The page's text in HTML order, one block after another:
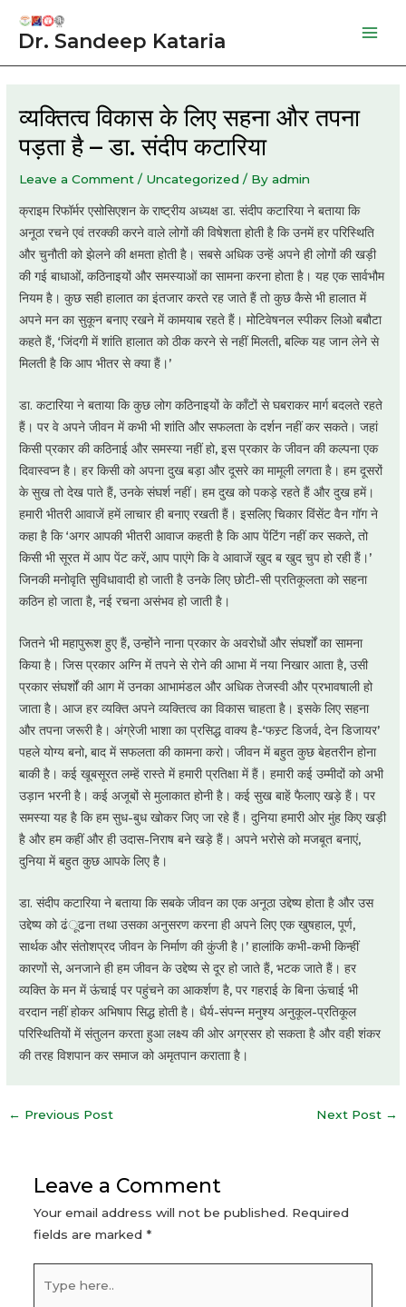
Dr. Sandeep Kataria
व्यक्तित्व विकास के लिए सहना और तपना
पड़ता है – डा. संदीप कटारिया
Leave a Comment / Uncategorized / Byadmin
क्राइम रिफॉर्मर एसोसिएशन के राष्ट्रीय अध्यक्ष डा. संदीप कटारिया ने बताया कि
अनूठा रचने एवं तरक्की करने वाले लोगों की विषेशता होती है कि उनमें हर परिस्थिति
और चुनौती को झेलने की क्षमता होती है। सबसे अधिक उन्हें अपने ही लोगों की खड़ी
की गई बाधाओं, कठिनाइयों और समस्याओं का सामना करना होता है। यह एक सार्वभौम
नियम है। कुछ सही हालात का इंतजार करते रह जाते हैं तो कुछ कैसे भी हालात में
अपने मन का सुकून बनाए रखने में कामयाब रहते हैं। मोटिवेषनल स्पीकर लिओ बबौटा
कहते हैं, ‘जिंदगी में शांति हालात को ठीक करने से नहीं मिलती, बल्कि यह जान लेने से
मिलती है कि आप भीतर से क्या हैं।’
डा. कटारिया ने बताया कि कुछ लोग कठिनाइयों के काँटों से घबराकर मार्ग बदलते रहते
हैं। पर वे अपने जीवन में कभी भी शांति और सफलता के दर्शन नहीं कर सकते। जहां
किसी प्रकार की कठिनाई और समस्या नहीं हो, इस प्रकार के जीवन की कल्पना एक
दिवास्वप्न है। हर किसी को अपना दुख बड़ा और दूसरे का मामूली लगता है। हम दूसरों
के सुख तो देख पाते हैं, उनके संघर्श नहीं। हम दुख को पकड़े रहते हैं और दुख हमें।
हमारी भीतरी आवाजें हमें लाचार ही बनाए रखती हैं। इसलिए चिकार विंसेंट वैन गॉग ने
कहा है कि ‘अगर आपकी भीतरी आवाज कहती है कि आप पेंटिंग नहीं कर सकते, तो
किसी भी सूरत में आप पेंट करें, आप पाएंगे कि वे आवाजें खुद ब खुद चुप हो रही हैं।’
जिनकी मनोवृति सुविधावादी हो जाती है उनके लिए छोटी-सी प्रतिकूलता को सहना
कठिन हो जाता है, नई रचना असंभव हो जाती है।
जितने भी महापुरूश हुए हैं, उन्होंने नाना प्रकार के अवरोधों और संघर्शों का सामना
किया है। जिस प्रकार अग्नि में तपने से रोने की आभा में नया निखार आता है, उसी
प्रकार संघर्शों की आग में उनका आभामंडल और अधिक तेजस्वी और प्रभावषाली हो
जाता है। आज हर व्यक्ति अपने व्यक्तित्व का विकास चाहता है। इसके लिए सहना
और तपना जरूरी है। अंग्रेजी भाशा का प्रसिद्ध वाक्य है-‘फस्र्ट डिजर्व, देन डिजायर’
पहले योग्य बनो, बाद में सफलता की कामना करो। जीवन में बहुत कुछ बेहतरीन होना
बाकी है। कई खूबसूरत लम्हें रास्ते में हमारी प्रतिक्षा में हैं। हमारी कई उम्मीदों को अभी
उड़ान भरनी है। कई अजूबों से मुलाकात होनी है। कई सुख बाहें फैलाए खड़े हैं। पर
समस्या यह है कि हम सुध-बुध खोकर जिए जा रहे हैं। दुनिया हमारी ओर मुंह किए खड़ी
है और हम कहीं और ही उदास-निराष बने खड़े हैं। अपने भरोसे को मजबूत बनाएं,
दुनिया में बहुत कुछ आपके लिए है।
डा. संदीप कटारिया ने बताया कि सबके जीवन का एक अनूठा उद्देष्य होता है और उस
उद्देष्य को ढंूढना तथा उसका अनुसरण करना ही अपने लिए एक खुषहाल, पूर्ण,
सार्थक और संतोशप्रद जीवन के निर्माण की कुंजी है।’ हालांकि कभी-कभी किन्हीं
कारणों से, अनजाने ही हम जीवन के उद्देष्य से दूर हो जाते हैं, भटक जाते हैं। हर
व्यक्ति के मन में ऊंचाई पर पहुंचने का आकर्शण है, पर गहराई के बिना ऊंचाई भी
वरदान नहीं होकर अभिषाप सिद्ध होती है। धैर्य-संपन्न मनुश्य अनुकूल-प्रतिकूल
परिस्थितियों में संतुलन करता हुआ लक्ष्य की ओर अग्रसर हो सकता है और वही शंकर
की तरह विशपान कर समाज को अमृतपान कराताा है।
Post
← Previous Post Next Post →
Leave a Comment
Your email address will not be published. Required
fields are marked *
here..